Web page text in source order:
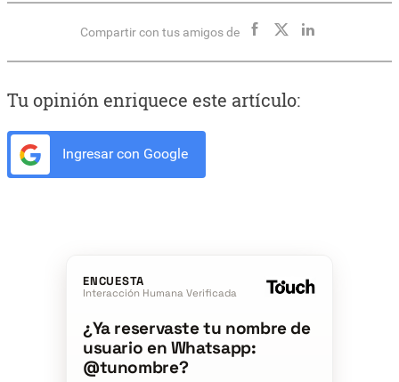
Compartir con tus amigos de
Tu opinión enriquece este artículo:
Ingresar con Google
ENCUESTA
Interacción Humana Verificada
¿Ya reservaste tu nombre de
usuario en Whatsapp:
@tunombre?